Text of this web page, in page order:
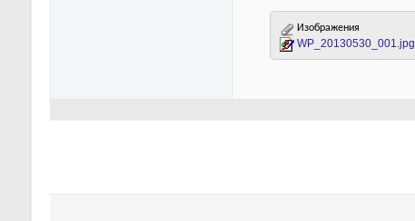
Изображения
WP_20130530_001.jpg